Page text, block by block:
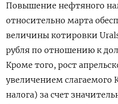
Повышение нефтяного
относительно марта
величины котировки
рубля по отношению к
Кроме того, рост
увеличением слагаемого
налога) за счет